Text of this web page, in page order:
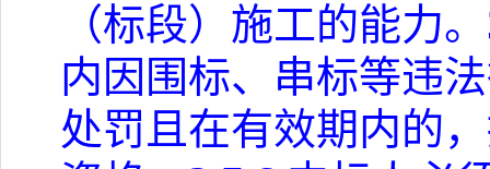
（标段）施工的能力。
内因围标、串标等违
处罚且在有效期内的